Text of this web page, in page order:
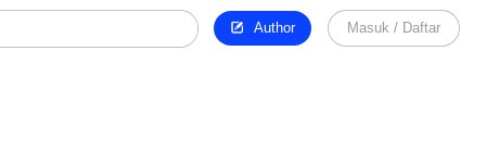
Author Masuk / Daftar